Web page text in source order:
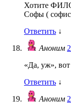
Хотите
Софы (
Ответить ↓
Аноним
«Да, уж»,
Ответить ↓
Аноним